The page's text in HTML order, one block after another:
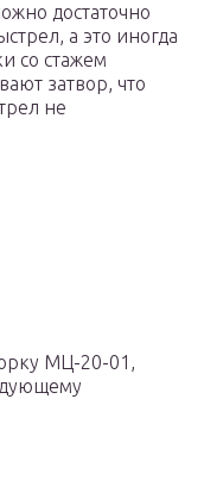
достаточно
а это иногда
со стажем
затвор, что
не
МЦ-20-01,